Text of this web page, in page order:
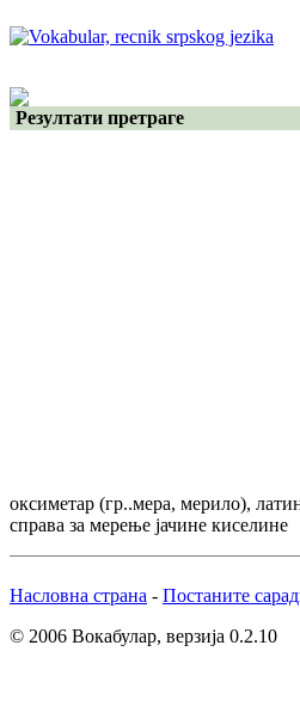
Резултати претраге
оксиметар (гр..мера, мерило),
справа за мерење јачине киселине
Насловна страна - Постаните
© 2006 Вокабулар, верзија 0.2.10